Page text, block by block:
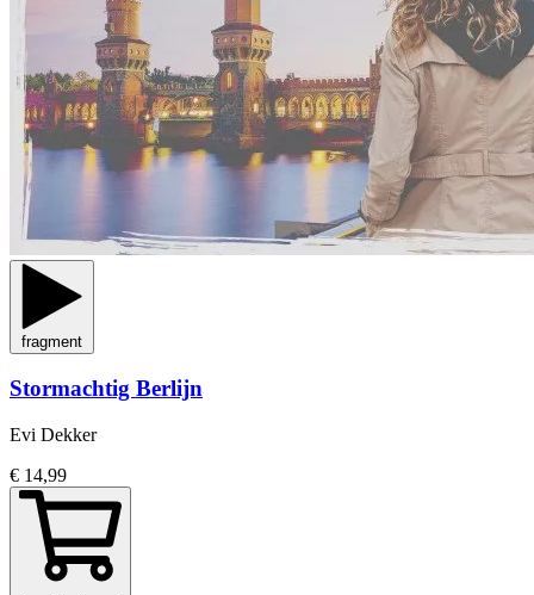
fragment
Stormachtig Berlijn
Evi Dekker
€ 14,99